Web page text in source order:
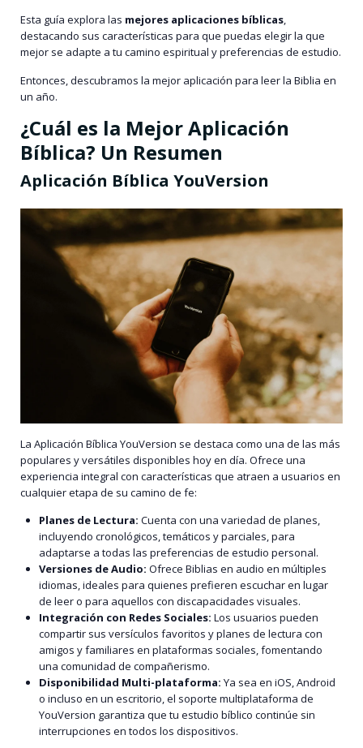
Esta guía explora las mejores aplicaciones bíblicas,
destacando sus características para que puedas elegir la que
mejor se adapte a tu camino espiritual y preferencias de estudio.
Entonces, descubramos la mejor aplicación para leer la Biblia en
un año.
¿Cuál es la Mejor Aplicación
Bíblica? Un Resumen
Aplicación Bíblica YouVersion
La Aplicación Bíblica YouVersion se destaca como una de las más
populares y versátiles disponibles hoy en día. Ofrece una
experiencia integral con características que atraen a usuarios en
cualquier etapa de su camino de fe:
Planes de Lectura: Cuenta con una variedad de planes,
incluyendo cronológicos, temáticos y parciales, para
adaptarse a todas las preferencias de estudio personal.
Versiones de Audio: Ofrece Biblias en audio en múltiples
idiomas, ideales para quienes prefieren escuchar en lugar
de leer o para aquellos con discapacidades visuales.
Integración con Redes Sociales: Los usuarios pueden
compartir sus versículos favoritos y planes de lectura con
amigos y familiares en plataformas sociales, fomentando
una comunidad de compañerismo.
Disponibilidad Multi-plataforma: Ya sea en iOS, Android
o incluso en un escritorio, el soporte multiplataforma de
YouVersion garantiza que tu estudio bíblico continúe sin
interrupciones en todos los dispositivos.